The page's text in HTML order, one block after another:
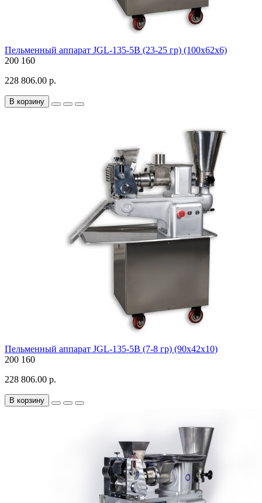
Пельменный аппарат JGL-135-5B (23-25 гр) (100х62х6)
200 160
228 806.00 р.
В корзину
Пельменный аппарат JGL-135-5B (7-8 гр) (90х42х10)
200 160
228 806.00 р.
В корзину